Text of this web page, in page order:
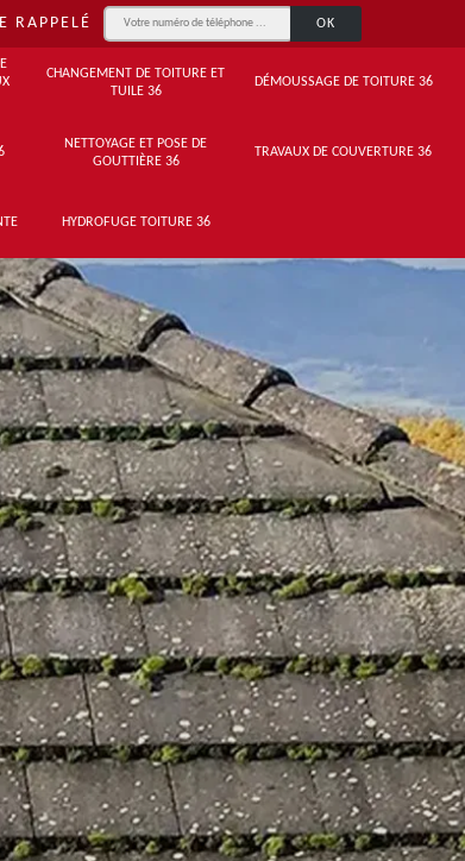
RAPPELÉ
CHANGEMENT DE TOITURE ET
TUILE 36
DÉMOUSSAGE DE TOITURE 36
NETTOYAGE ET POSE DE
GOUTTIÈRE 36
TRAVAUX DE COUVERTURE 36
HYDROFUGE TOITURE 36